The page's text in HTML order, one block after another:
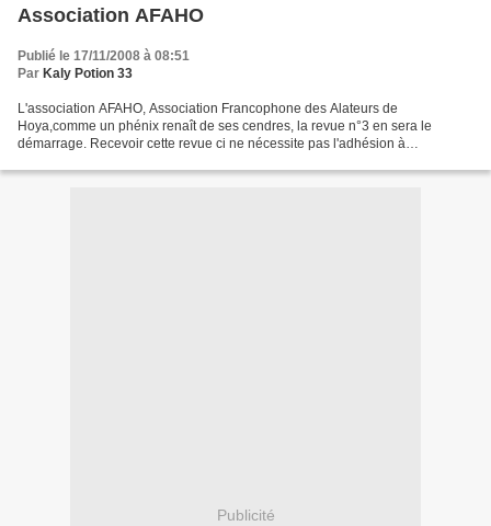
Association AFAHO
Publié le 17/11/2008 à 08:51
Par Kaly Potion 33
L'association AFAHO, Association Francophone des Alateurs de
Hoya,comme un phénix renaît de ses cendres, la revue n°3 en sera le
démarrage. Recevoir cette revue ci ne nécessite pas l'adhésion à
Publicité